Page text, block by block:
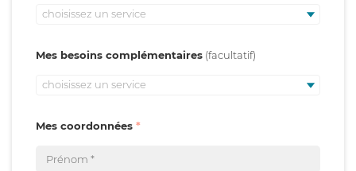
choisissez un service
Mes besoins complémentaires
choisissez un service
Mes coordonnées